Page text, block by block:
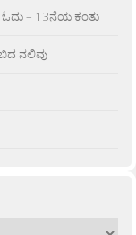
– 13ನೆಯ ಕಂತು
ನಲಿವು